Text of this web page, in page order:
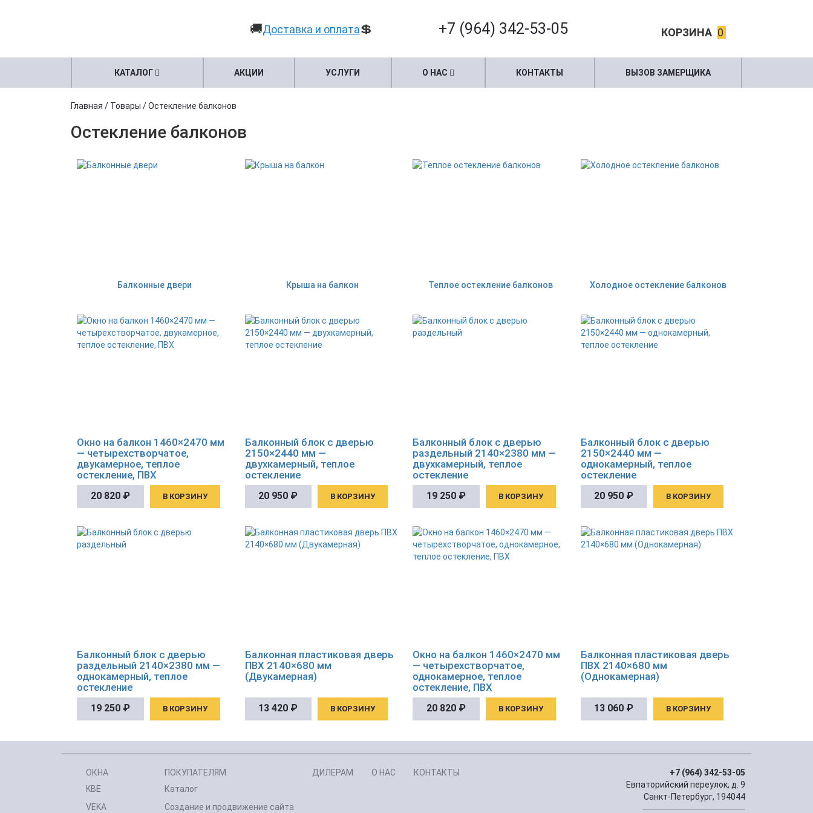
🚚Доставка и оплата💲 +7 (964) 342-53-05 КОРЗИНА 0
КАТАЛОГ АКЦИИ УСЛУГИ О НАС КОНТАКТЫ ВЫЗОВ ЗАМЕРЩИКА
Главная / Товары /Остекление балконов
Остекление балконов
Балконные двери Крыша на балкон Теплое остекление балконов Холодное остекление балконов
Окно на балкон 1460×2470 мм
— четырехстворчатое,
двукамерное, теплое
остекление, ПВХ
20 820 ₽ В КОРЗИНУ
Балконный блок с дверью
2150×2440 мм —
двухкамерный, теплое
остекление
20 950 ₽ В КОРЗИНУ
Балконный блок с дверью
раздельный 2140×2380 мм —
двухкамерный, теплое
остекление
19 250 ₽ В КОРЗИНУ
Балконный блок с дверью
2150×2440 мм —
однокамерный, теплое
остекление
20 950 ₽ В КОРЗИНУ
Балконный блок с дверью
раздельный 2140×2380 мм —
однокамерный, теплое
остекление
19 250 ₽ В КОРЗИНУ
Балконная пластиковая дверь
ПВХ 2140×680 мм
(Двукамерная)
13 420 ₽ В КОРЗИНУ
Окно на балкон 1460×2470 мм
— четырехстворчатое,
однокамерное, теплое
остекление, ПВХ
20 820 ₽ В КОРЗИНУ
Балконная пластиковая дверь
ПВХ 2140×680 мм
(Однокамерная)
13 060 ₽ В КОРЗИНУ
ОКНА
KBE
VEKA
ПОКУПАТЕЛЯМ
Каталог
Создание и продвижение сайта
ДИЛЕРАМ О НАС КОНТАКТЫ
+7 (964) 342-53-05
Евпаторийский переулок, д. 9
Санкт-Петербург, 194044